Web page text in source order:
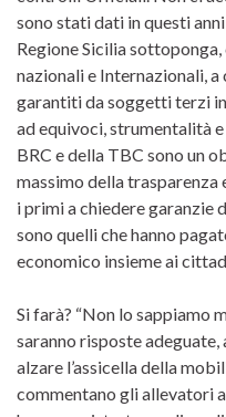
sono stati dati in questi
Regione Sicilia
nazionali e Internazionali,
garantiti da soggetti terzi
ad equivoci, strumentalità
BRC e della TBC sono un
massimo della trasparenza
i primi a chiedere garanzie
sono quelli che hanno
economico insieme ai
Si farà? “Non lo sappiamo
saranno risposte adeguate,
alzare l’assicella della
commentano gli allevatori